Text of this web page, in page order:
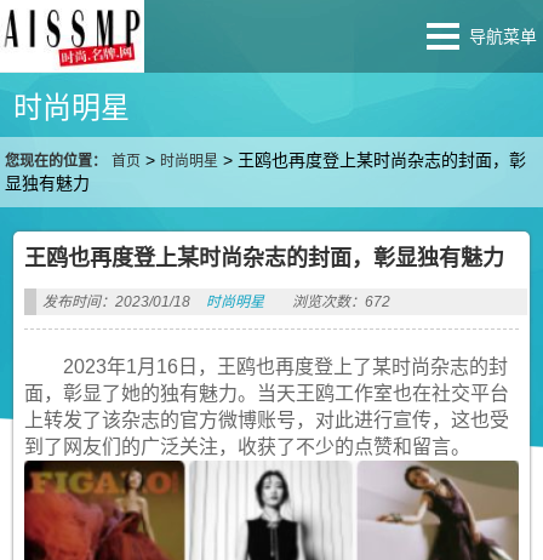
导航菜单
时尚明星
您现在的位置： 首页 > 时尚明星 > 王鸥也再度登上某时尚杂志的封面，彰
显独有魅力
王鸥也再度登上某时尚杂志的封面，彰显独有魅力
发布时间：2023/01/18 时尚明星 浏览次数：672
2023年1月16日，王鸥也再度登上了某时尚杂志的封
面，彰显了她的独有魅力。当天王鸥工作室也在社交平台
上转发了该杂志的官方微博账号，对此进行宣传，这也受
到了网友们的广泛关注，收获了不少的点赞和留言。